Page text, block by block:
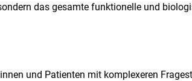
das gesamte funktionelle und
und Patienten mit komplexeren